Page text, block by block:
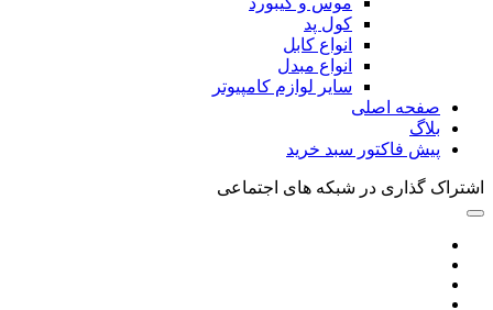
کول پد
انواع کابل
انواع مبدل
سایر لوازم کامپیوتر
صفحه اصلی
بلاگ
پیش فاکتور سبد خرید
اشتراک گذاری در شبکه های اجتماعی